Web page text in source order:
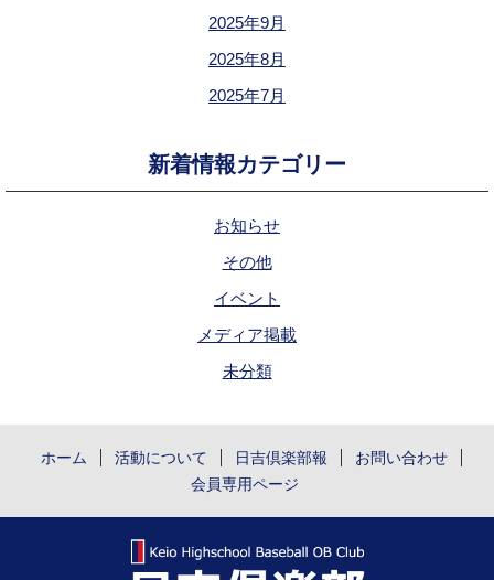
2025年9月
2025年8月
2025年7月
新着情報カテゴリー
お知らせ
その他
イベント
メディア掲載
未分類
ホーム 活動について 日吉倶楽部報
お問い合わせ
会員専用ページ